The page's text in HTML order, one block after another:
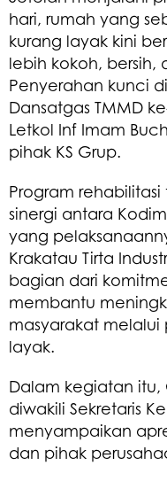
hari, rumah yang
kurang layak kini
lebih kokoh,
Penyerahan kunci
Dansatgas TMMD
Letkol Inf Imam
pihak KS Grup.
Program
sinergi antara
yang
Krakatau Tirta
bagian dari
membantu
masyarakat
layak.
Dalam kegiatan
diwakili Sekretaris
menyampaikan
dan pihak